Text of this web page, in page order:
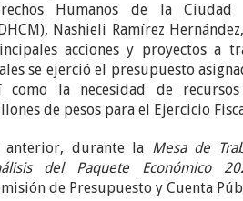
Humanos de la Ciudad
Nashieli Ramírez
acciones y proyectos a
se ejerció el presupuesto
como la necesidad de
de pesos para el Ejercicio
anterior, durante la Mesa de
del Paquete Económico
de Presupuesto y Cuenta